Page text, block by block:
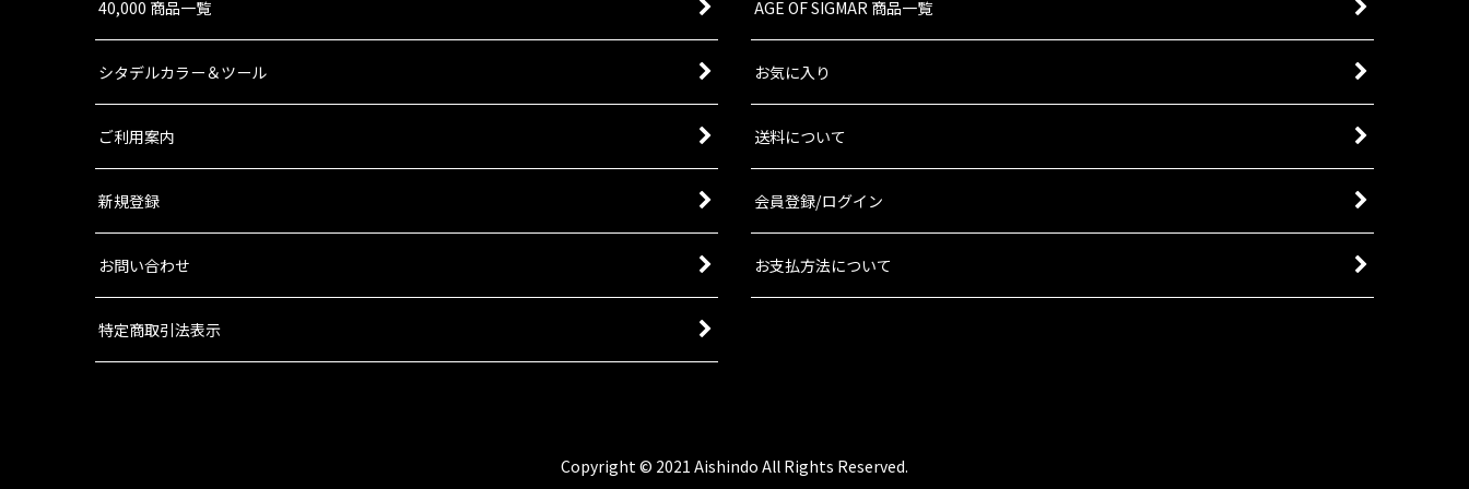
40,000 商品一覧 AGE OF SIGMAR 商品一覧
シタデルカラー＆ツール お気に入り
ご利用案内 送料について
新規登録 会員登録/ログイン
お問い合わせ お支払方法について
特定商取引法表示
Copyright © 2021 Aishindo All Rights Reserved.